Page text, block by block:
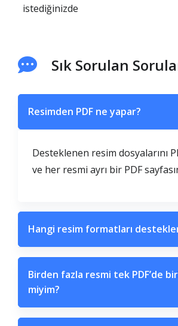
istediğinizde
Sık Sorulan
Resimden PDF ne yapar?
Desteklenen resim dosyalarını
ve her resmi ayrı bir PDF
Hangi resim formatları
Birden fazla resmi tek PDF’de
miyim?